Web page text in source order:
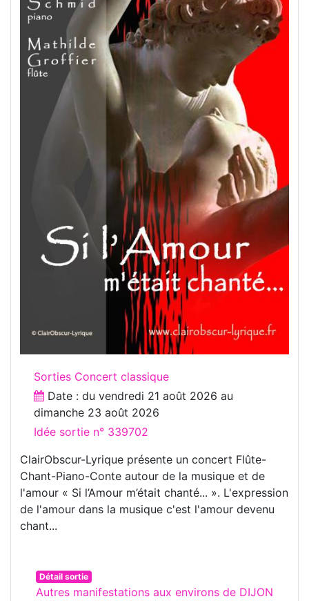
Sorties Concert classique
Date : du vendredi 21 août 2026 au
dimanche 23 août 2026
Idée sortie n° 339702
ClairObscur-Lyrique présente un concert Flûte-
Chant-Piano-Conte autour de la musique et de
l'amour « Si l’Amour m’était chanté... ». L'expression
de l'amour dans la musique c'est l'amour devenu
chant...
Détail sortie
Autres manifestations aux environs de DIJON